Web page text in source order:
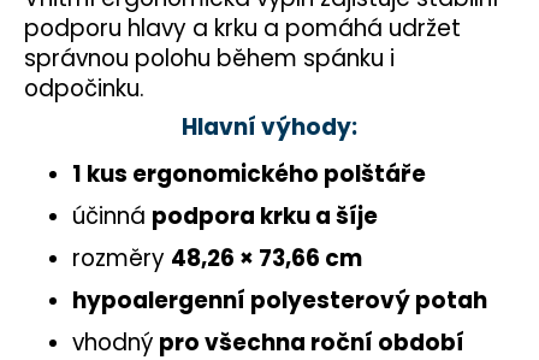
podporu hlavy a krku a pomáhá udržet
správnou polohu během spánku i
odpočinku.
Hlavní výhody:
1 kus ergonomického polštáře
účinná podpora krku a šíje
rozměry 48,26 × 73,66 cm
hypoalergenní polyesterový potah
vhodný pro všechna roční období